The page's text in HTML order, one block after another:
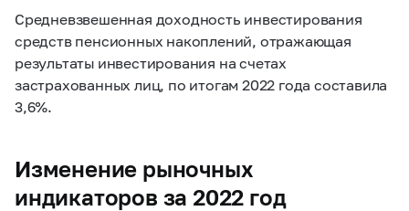
Средневзвешенная доходность инвестирования
средств пенсионных накоплений, отражающая
результаты инвестирования на счетах
застрахованных лиц, по итогам 2022 года составила
3,6%.
Изменение рыночных
индикаторов за 2022 год